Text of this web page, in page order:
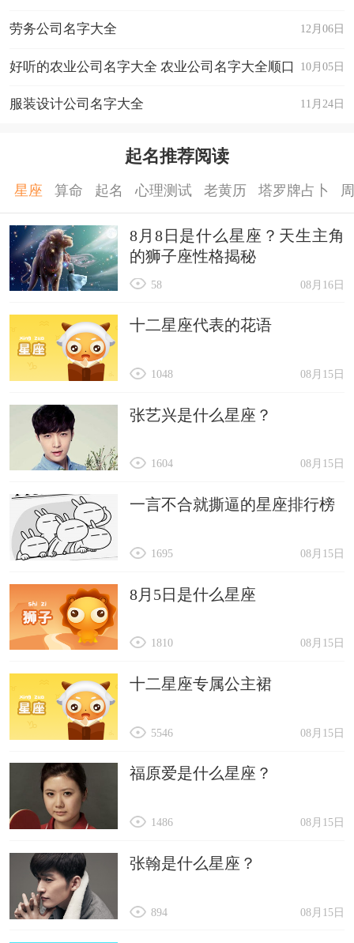
12月06日
劳务公司名字大全
10月05日
好听的农业公司名字大全 农业公司名字大全顺口
好听 11月24日
服装设计公司名字大全
起名推荐阅读
星座 算命 起名 心理测试 老黄历 塔罗牌占卜
8月8日是什么星座？天生主角
的狮子座性格揭秘
08月16日
58
十二星座代表的花语
08月15日
1048
张艺兴是什么星座？
08月15日
1604
一言不合就撕逼的星座排行榜
08月15日
1695
8月5日是什么星座
08月15日
1810
十二星座专属公主裙
08月15日
5546
福原爱是什么星座？
08月15日
1486
张翰是什么星座？
08月15日
894